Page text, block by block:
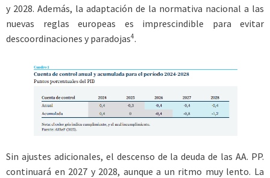
y 2028. Además, la adaptación de la normativa nacional a las
nuevas reglas europeas es imprescindible para evitar
descoordinaciones y paradojas4.
Sin ajustes adicionales, el descenso de la deuda de las AA. PP.
continuará en 2027 y 2028, aunque a un ritmo muy lento. La